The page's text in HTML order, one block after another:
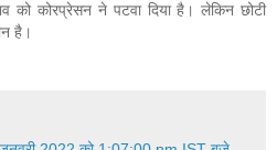
को कोरप्रेसन ने पटवा दिया है। लेकिन छोटी
है।